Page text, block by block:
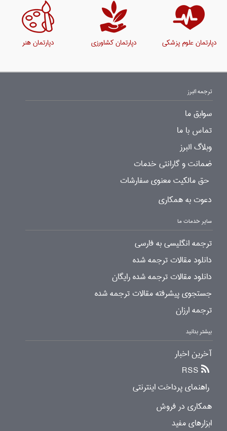
دپارتمان علوم پزشکی دپارتمان کشاورزی دپارتمان هنر
ترجمه البرز
سوابق ما
تماس با ما
وبلاگ البرز
ضمانت و گارانتی خدمات
حق مالکیت معنوی سفارشات
دعوت به همکاری
سایر خدمات ما
ترجمه انگلیسی به فارسی
دانلود مقالات ترجمه شده
دانلود مقالات ترجمه شده رایگان
جستجوی پیشرفته مقالات ترجمه شده
ترجمه ارزان
بیشتر بدانید
آخرین اخبار
RSS
راهنمای پرداخت اینترنتی
همکاری در فروش
ابزارهای مفید